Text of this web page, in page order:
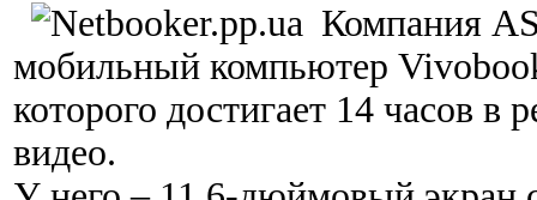
Компания
мобильный компьютер
которого достигает 14 часов в
видео.